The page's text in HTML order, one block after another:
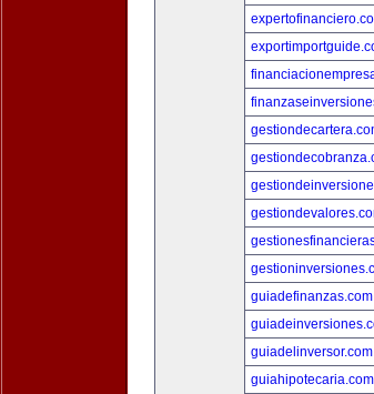
guiadefinanzas.com
guiadelinversor.com
guiahipotecaria.com